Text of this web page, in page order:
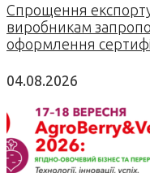
Спрощення
виробникам
оформлення
04.08.2026